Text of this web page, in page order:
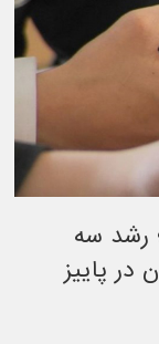
رشد سه
در پاییز